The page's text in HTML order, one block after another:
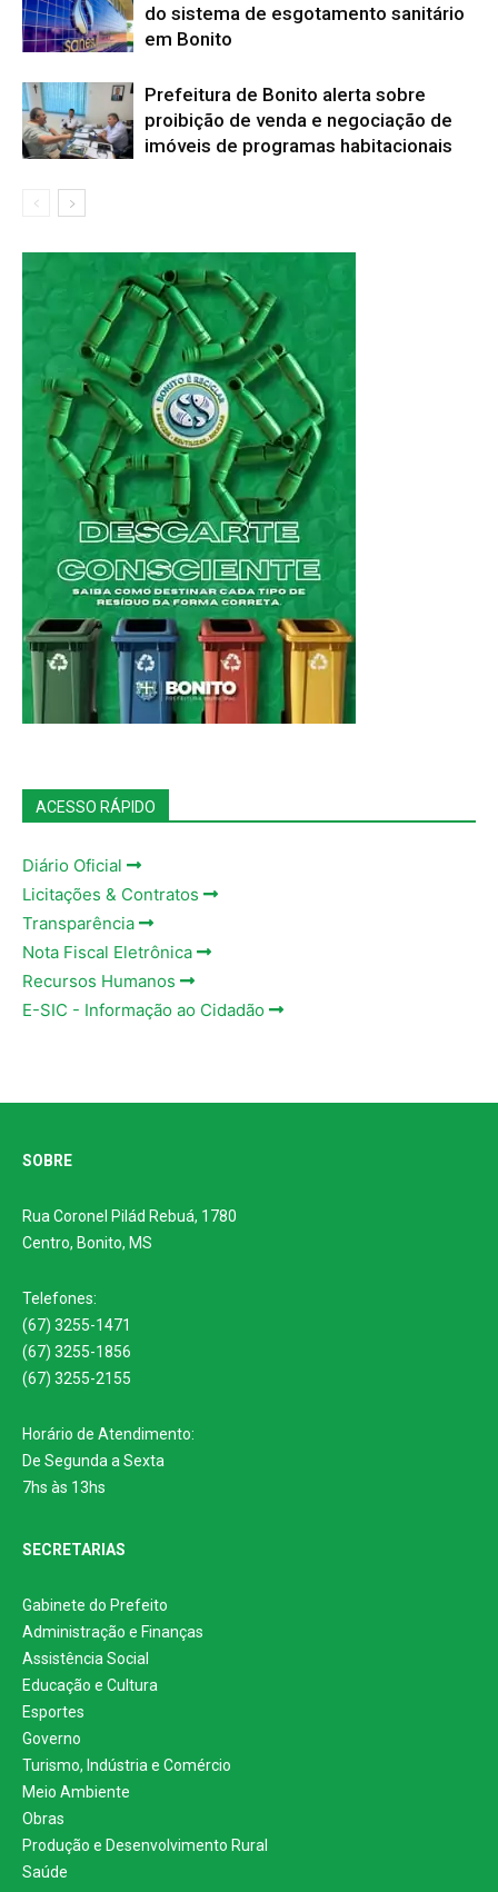
do sistema de esgotamento sanitário
em Bonito
Prefeitura de Bonito alerta sobre
proibição de venda e negociação de
imóveis de programas habitacionais
ACESSO RÁPIDO
Diário Oficial
Licitações & Contratos
Transparência
Nota Fiscal Eletrônica
Recursos Humanos
E-SIC - Informação ao Cidadão
SOBRE
Rua Coronel Pilád Rebuá, 1780
Centro, Bonito, MS
Telefones:
(67) 3255-1471
(67) 3255-1856
(67) 3255-2155
Horário de Atendimento:
De Segunda a Sexta
7hs às 13hs
SECRETARIAS
Gabinete do Prefeito
Administração e Finanças
Assistência Social
Educação e Cultura
Esportes
Governo
Turismo, Indústria e Comércio
Meio Ambiente
Obras
Produção e Desenvolvimento Rural
Saúde